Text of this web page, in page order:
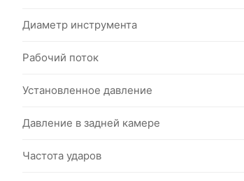
Диаметр инструмента
Рабочий поток
Установленное давление
Давление в задней камере
Частота ударов